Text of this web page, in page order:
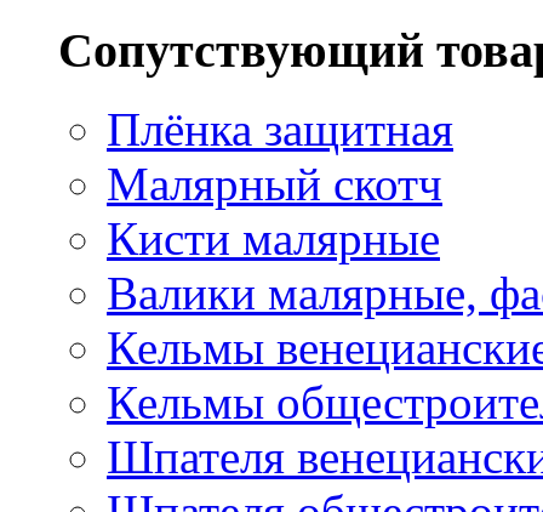
Сопутствующий
Плёнка защитная
Малярный скотч
Кисти малярные
Валики малярные,
Кельмы
Кельмы
Шпателя